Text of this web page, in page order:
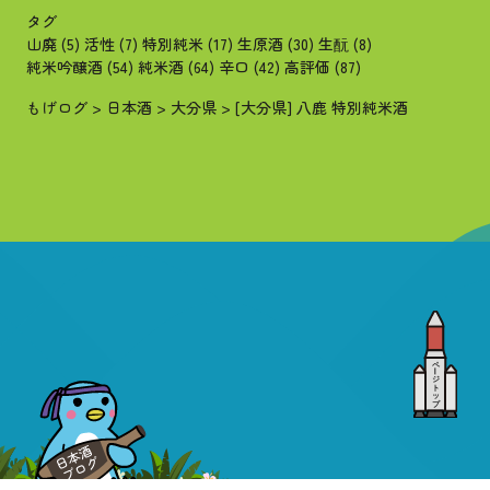
タグ
山廃 (5) 活性 (7) 特別純米 (17) 生原酒 (30) 生酛 (8)
純米吟醸酒 (54) 純米酒 (64) 辛口 (42) 高評価 (87)
もげログ > 日本酒 > 大分県 > [大分県] 八鹿 特別純米酒